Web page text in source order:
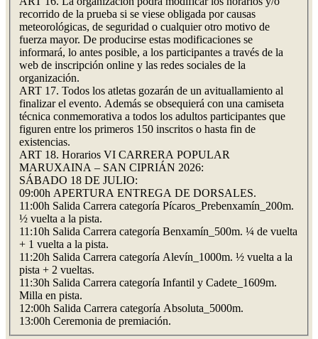
recorrido de la prueba si se viese obligada por causas
meteorológicas, de seguridad o cualquier otro motivo de
fuerza mayor. De producirse estas modificaciones se
informará, lo antes posible, a los participantes a través de la
web de inscripción online y las redes sociales de la
organización.
ART 17. Todos los atletas gozarán de un avituallamiento al
finalizar el evento. Además se obsequierá con una camiseta
técnica conmemorativa a todos los adultos participantes que
figuren entre los primeros 150 inscritos o hasta fin de
existencias.
ART 18. Horarios VI CARRERA POPULAR
MARUXAINA – SAN CIPRIÁN 2026:
SÁBADO 18 DE JULIO:
09:00h APERTURA ENTREGA DE DORSALES.
11:00h Salida Carrera categoría Pícaros_Prebenxamín_200m.
½ vuelta a la pista.
11:10h Salida Carrera categoría Benxamín_500m. ¼ de vuelta
+ 1 vuelta a la pista.
11:20h Salida Carrera categoría Alevín_1000m. ½ vuelta a la
pista + 2 vueltas.
11:30h Salida Carrera categoría Infantil y Cadete_1609m.
Milla en pista.
12:00h Salida Carrera categoría Absoluta_5000m.
13:00h Ceremonia de premiación.